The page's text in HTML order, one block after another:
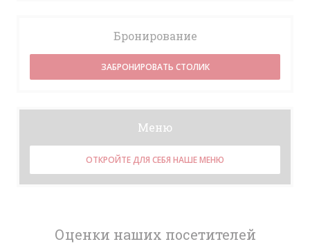
Оценки наших посетителей
Бронирование
ЗАБРОНИРОВАТЬ СТОЛИК
Меню
ОТКРОЙТЕ ДЛЯ СЕБЯ НАШЕ МЕНЮ